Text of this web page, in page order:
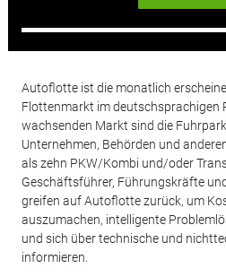
Autoflotte ist die monatlich
Flottenmarkt im deutschsprachigen
wachsenden Markt sind die
Unternehmen, Behörden und
als zehn PKW/Kombi und/oder
Geschäftsführer, Führungskräfte
greifen auf Autoflotte zurück, um
auszumachen, intelligente
und sich über technische und
informieren.